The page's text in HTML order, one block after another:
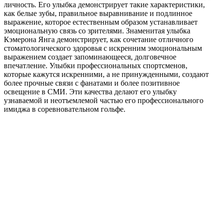
личность. Его улыбка демонстрирует такие характеристики,
как белые зубы, правильное выравнивание и подлинное
выражение, которое естественным образом устанавливает
эмоциональную связь со зрителями. Знаменитая улыбка
Кэмерона Янга демонстрирует, как сочетание отличного
стоматологического здоровья с искренним эмоциональным
выражением создает запоминающееся, долговечное
впечатление. Улыбки профессиональных спортсменов,
которые кажутся искренними, а не принужденными, создают
более прочные связи с фанатами и более позитивное
освещение в СМИ. Эти качества делают его улыбку
узнаваемой и неотъемлемой частью его профессионального
имиджа в соревновательном гольфе.